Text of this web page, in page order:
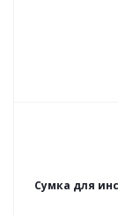
Сумка для